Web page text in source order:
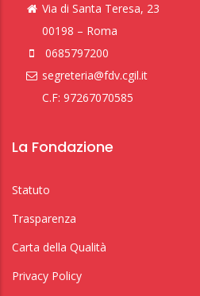
Via di Santa Teresa, 23
00198 – Roma
0685797200
segreteria@fdv.cgil.it
C.F: 97267070585
La Fondazione
Statuto
Trasparenza
Carta della Qualità
Privacy Policy